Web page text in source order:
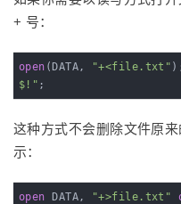
+ 号：
open (DATA, "+<file.txt"
$!" ;
这种方式不会删除文件原
示：
open DATA, "+>file.txt"